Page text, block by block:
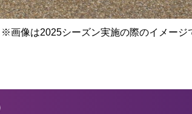
画像は2025シーズン実施の際のイメージ